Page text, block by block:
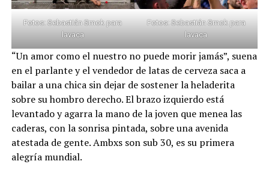
Fotos: Sebastián Smok para
lavaca
Fotos: Sebastián Smok para
lavaca
“Un amor como el nuestro no puede morir jamás”, suena
en el parlante y el vendedor de latas de cerveza saca a
bailar a una chica sin dejar de sostener la heladerita
sobre su hombro derecho. El brazo izquierdo está
levantado y agarra la mano de la joven que menea las
caderas, con la sonrisa pintada, sobre una avenida
atestada de gente. Ambxs son sub 30, es su primera
alegría mundial.